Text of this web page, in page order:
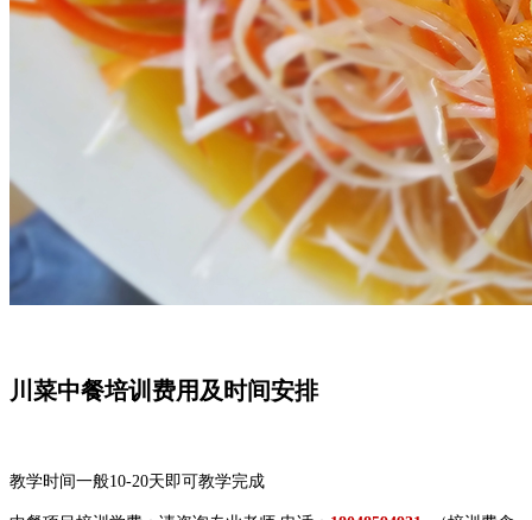
川菜中餐培训费用及时间安排
教学时间一般10-20天即可教学完成